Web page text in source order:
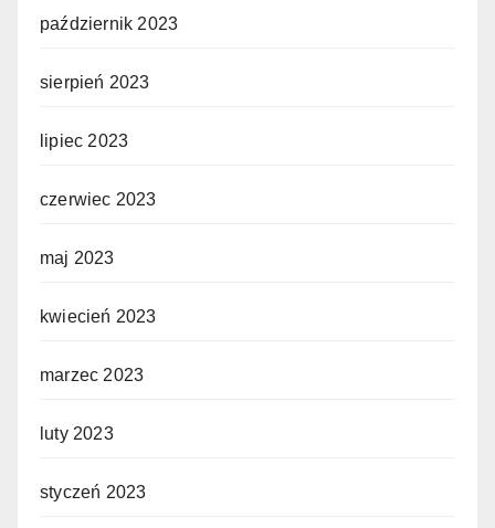
październik 2023
sierpień 2023
lipiec 2023
czerwiec 2023
maj 2023
kwiecień 2023
marzec 2023
luty 2023
styczeń 2023